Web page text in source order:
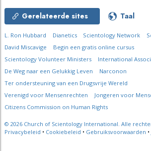
Gerelateerde sites Taal
L. Ron Hubbard Dianetics Scientology Network
David Miscavige
Begin een gratis online cursus
Scientology Volunteer Ministers
International
De Weg naar een Gelukkig Leven
Narconon
Ter ondersteuning van een Drugsvrije Wereld
Verenigd voor Mensenrechten
Jongeren voor
Citizens Commission on Human Rights
© 2026 Church of Scientology International. Alle
Privacybeleid • Cookiebeleid • Gebruiksvoorwaarden •